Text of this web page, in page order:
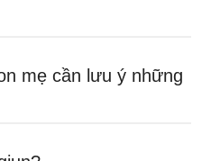
mẹ cần lưu ý những